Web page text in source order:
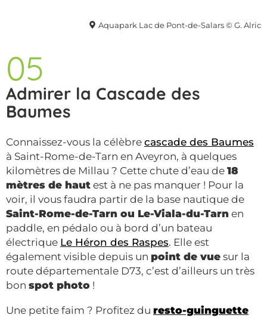
Aquapark Lac de Pont-de-Salars © G. Alric
05
Admirer la Cascade des
Baumes
Connaissez-vous la célèbre cascade des Baumes
à Saint-Rome-de-Tarn en Aveyron, à quelques
kilomètres de Millau ? Cette chute d’eau de 18
mètres de haut est à ne pas manquer ! Pour la
voir, il vous faudra partir de la base nautique de
Saint-Rome-de-Tarn ou Le-Viala-du-Tarn en
paddle, en pédalo ou à bord d’un bateau
électrique Le Héron des Raspes. Elle est
également visible depuis un point de vue sur la
route départementale D73, c’est d’ailleurs un très
bon spot photo !
Une petite faim ? Profitez du resto-guinguette